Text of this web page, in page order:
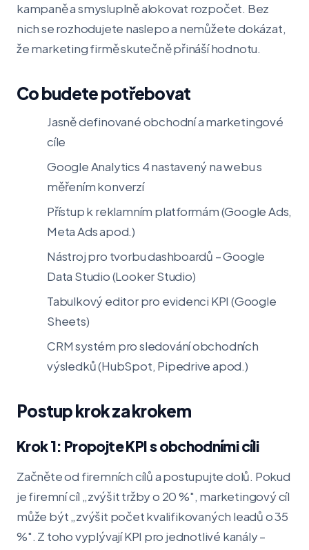
kampaně a smysluplně alokovat rozpočet. Bez
nich se rozhodujete naslepo a nemůžete dokázat,
že marketing firmě skutečně přináší hodnotu.
Co budete potřebovat
Jasně definované obchodní a marketingové
cíle
Google Analytics 4 nastavený na webu s
měřením konverzí
Přístup k reklamním platformám (Google Ads,
Meta Ads apod.)
Nástroj pro tvorbu dashboardů – Google
Data Studio (Looker Studio)
Tabulkový editor pro evidenci KPI (Google
Sheets)
CRM systém pro sledování obchodních
výsledků (HubSpot, Pipedrive apod.)
Postup krok za krokem
Krok 1: Propojte KPI s obchodními cíli
Začněte od firemních cílů a postupujte dolů. Pokud
je firemní cíl „zvýšit tržby o 20 %", marketingový cíl
může být „zvýšit počet kvalifikovaných leadů o 35
%". Z toho vyplývají KPI pro jednotlivé kanály –